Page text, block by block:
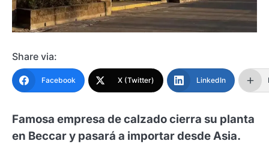
Share via:
Facebook X (Twitter) LinkedIn
Famosa empresa de calzado cierra su planta
en Beccar y pasará a importar desde Asia.